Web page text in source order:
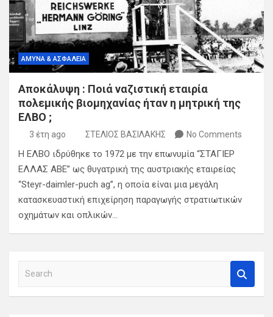
ΑΜΥΝΑ & ΑΣΦΑΛΕΙΑ
Αποκάλυψη : Ποιά ναζιστική εταιρία
πολεμικής βιομηχανίας ήταν η μητρική της
ΕΛΒΟ ;
3 έτη ago ΣΤΕΛΙΟΣ ΒΑΣΙΛΑΚΗΣ No Comments
Η ΕΛΒΟ ιδρύθηκε το 1972 με την επωνυμία “ΣΤΑΓΙΕΡ
ΕΛΛΑΣ ΑΒΕ” ως θυγατρική της αυστριακής εταιρείας
“Steyr-daimler-puch ag”, η οποία είναι μια μεγάλη
κατασκευαστική επιχείρηση παραγωγής στρατιωτικών
οχημάτων και οπλικών…
a